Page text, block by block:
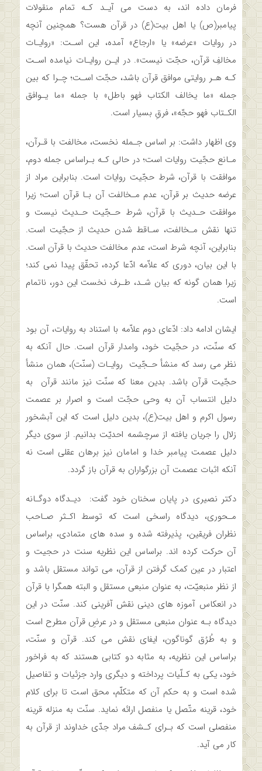
فرمان داده اند، به دست می آیـد کـه تمام منقولات
پیامبر(ص) یا اهل بیت(ع) در قرآن هست؟ همچنین آنچه‌
در‌ روایات «عرضه» یا «ارجاع» آمده، این اسـت: «روایـات
مخالفِ قرآن، حجّت نیست». در ایـن روایـات نیامده اسـت
کـه هـر روایتی موافق قرآن باشد، حجّت اسـت؛ چـرا که بین‌
جمله‌ «ما یخالف الکتاب فهو باطل» با جمله «ما یـوافق
الکـتاب فهو حجّه»، فرقِ بسیار است.
وی اظهار داشت: بر اساس جـمله نخست، مخالفت با قـرآن،
مـانع حجّیت‌ روایات‌ است؛ در حالی کـه بـراساس‌ جمله‌ دوم،
موافقت با قرآن، شرط حجّیت روایات است. بنابراین مراد از
عرضه حدیث بر قرآن، عدم مـخالفت آن بـا قرآن است؛ زیرا
موافقت حـدیث با قرآن، شرط حـجّیت حـدیث نیست و
تنها نقش مـخالفت، سـاقط شدن حدیث از حجّیت‌ است.‌
بنابراین، آنچه شرط است، عدم مخالفت حدیث با قرآن است.
با این بیان، دوری که علاّمه ادّعا کرده، تحقّق پیدا نمی کند؛
زیرا همان گونه که بیان شـد، طـرف‌ نخست‌ این‌ دور، ناتمام
است.
ایشان ادامه داد: ادّعای دوم علاّمه با استناد به روایات، آن بود
که سنّت، در حجّیت خود، وامدار قرآن است. حال آنکه به‌
نظر‌ می‌ رسد که منشأ حـجّیت ‌ ‌روایـات (سنّت)، همان منشأ
حجّیت قرآن باشد.‌ بدین معنا که سنّت‌ نیز‌ مانند قرآن به
دلیل انتساب آن به وحی حجّت است و اصرار بر عصمت
رسول اکرم و اهل‌ بیت(ع)،‌ بدین دلیل است که این آبشخور
زلال را جریان یافته از سرچشمه احدیّت‌ بدانیم.‌ از سوی دیگر
دلیل عصمت پیامبر خدا و امامان نیز برهان عقلی است نه
آنکه اثبات عصمت آن بزرگواران به قرآن باز گردد.
دکتر نصیری در پایان سخنان خود گفت: دیـدگاه دوگـانه
مـحوری، دیدگاه راسخی ‌‌است‌ که توسط اکـثر صـاحب
نظران فریقین، پذیرفته شده و سده های متمادی، براساس‌
آن‌ حرکت‌ کرده اند. براساس این نظریه سنت در حجیت و
اعتبار در عین کمک گرفتن از قرآن، می تواند مستقل باشد و
از نظر منبعیّت، به عنوان منبعی مستقل و البته همگرا با قرآن
در انعکاس آموزه های دینی نقش آفرینی کند. سنّت‌ در‌ این
دیدگاه بـه عنوان منبعی مستقل و در عرضِ قرآن مطرح است
و به طُرُق گوناگون، ایفای نقش می کند. قرآن‌ و سنّت،
براساس این نظریه، به‌ مثابه‌ دو‌ کتابی هستند که به فراخور
خود، یکی به کـلّیات پرداخته و دیگری وارد جزئیات و تفاصیل
شده است و به‌ حکم‌ آن‌ که متکلّم، محق است تا برای کلام
خود،‌ قرینه‌ متّصل یا منفصل ارائه نماید. سنّت به منزله قرینه
منفصلی است که بـرای کـشف مراد جدّی خداوند از قرآن‌ به‌
کار‌ می آید.